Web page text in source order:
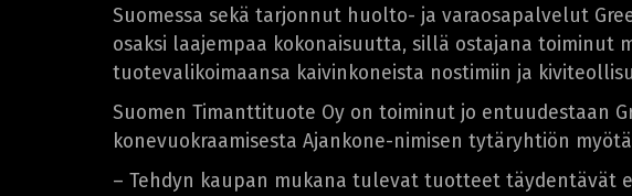
Suomessa sekä tarjonnut huolto- ja varaosapalvelut
osaksi laajempaa kokonaisuutta, sillä ostajana
tuotevalikoimaansa kaivinkoneista nostimiin ja
Suomen Timanttituote Oy on toiminut jo entuudestaan
konevuokraamisesta Ajankone-nimisen tytäryhtiön
– Tehdyn kaupan mukana tulevat tuotteet täydentävät